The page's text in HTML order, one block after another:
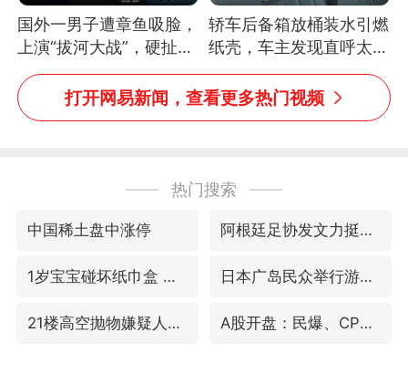
国外一男子遭章鱼吸脸，
上演“拔河大战”，硬扯加
铁棒敲打方才挣脱
轿车后备箱放桶装水引燃
纸壳，车主发现直呼太危
险，“拍出来让大家都避
免这个危险”
打开网易新闻，查看更多热门视频
热门搜索
中国稀土盘中涨停 阿根廷足协发文力挺因凡蒂诺
1岁宝宝碰坏纸巾盒 宝妈被索赔924元 日本广岛民众举行游行反对政府行径
21楼高空抛物嫌疑人被拘留 A股开盘：民爆、CPO等概念走强